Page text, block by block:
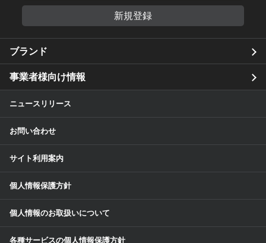
新規登録
ブランド
事業者様向け情報
ニュースリリース
お問い合わせ
サイト利用案内
個人情報保護方針
個人情報のお取扱いについて
各種サービスの個人情報保護方針